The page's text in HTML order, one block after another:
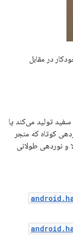
در مقابل
تولید می‌کند یا
کوتاه که منجر
نوردهی طولانی